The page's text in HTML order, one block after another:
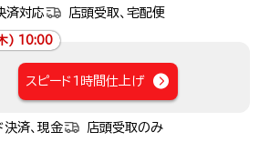
済対応 店頭受取、宅配便
) 10:00
スピード1時間仕上げ
決済、現金 店頭受取のみ